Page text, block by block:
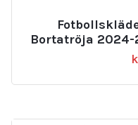
Bortatröja